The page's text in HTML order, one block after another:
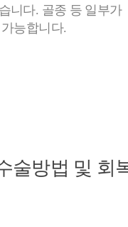
니다. 골종 등 일부가
능합니다.
술방법 및 회